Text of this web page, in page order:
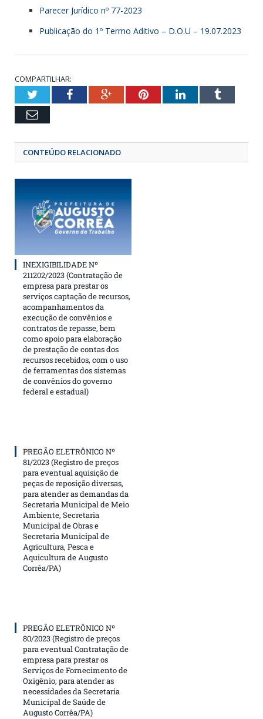
Parecer Jurídico nº 77-2023
Publicação do 1º Termo Aditivo – D.O.U – 19.07.2023
COMPARTILHAR:
TwitterFacebookGoogle+Pinterest
LinkedIn
Email
CONTEÚDO RELACIONADO
INEXIGIBILIDADE Nº
211202/2023 (Contratação de
empresa para prestar os
serviços captação de recursos,
acompanhamentos da
execução de convênios e
contratos de repasse, bem
como apoio para elaboração
de prestação de contas dos
recursos recebidos, com o uso
de ferramentas dos sistemas
de convênios do governo
federal e estadual)
PREGÃO ELETRÔNICO Nº
81/2023 (Registro de preços
para eventual aquisição de
peças de reposição diversas,
para atender as demandas da
Secretaria Municipal de Meio
Ambiente, Secretaria
Municipal de Obras e
Secretaria Municipal de
Agricultura, Pesca e
Aquicultura de Augusto
Corrêa/PA)
PREGÃO ELETRÔNICO Nº
80/2023 (Registro de preços
para eventual Contratação de
empresa para prestar os
Serviços de Fornecimento de
Oxigênio, para atender as
necessidades da Secretaria
Municipal de Saúde de
Augusto Corrêa/PA)